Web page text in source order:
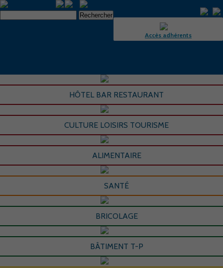
Accès adhérents
HÔTEL BAR RESTAURANT
CULTURE LOISIRS TOURISME
ALIMENTAIRE
SANTÉ
BRICOLAGE
BÂTIMENT T-P